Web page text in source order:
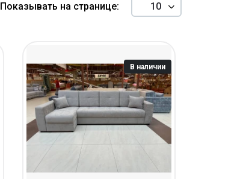
Показывать на странице:
В наличии